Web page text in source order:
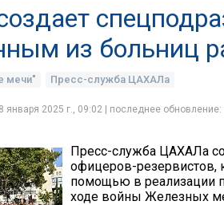
из больниц
мечи" Пресс-служба ЦАХАЛа
января 2025 г., 09:02 | последнее обновление:
Пресс-служба ЦАХАЛа
офицеров-резервистов,
помощью в реализации
ходе войны Железных